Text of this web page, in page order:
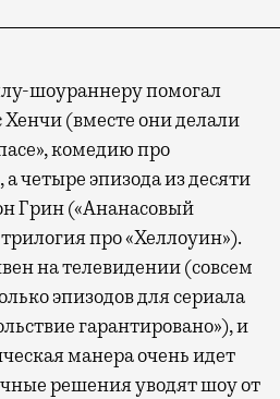
шоураннеру помогал
(вместе они делали
комедию про
а четыре эпизода из десяти
Грин («Ананасовый
про «Хеллоуин»).
на телевидении (совсем
эпизодов для сериала
гарантировано»), и
манера очень идет
решения уводят шоу от